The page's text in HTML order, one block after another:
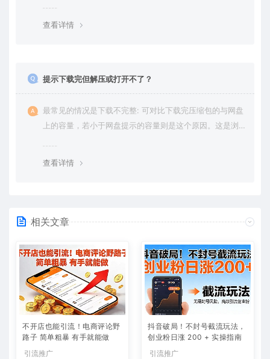
查看详情
提示下载完但解压或打开不了？
最常见的情况是下载不完整: 可对比下载完压缩包的与网盘
上的容量，若小于网盘提示的容量则是这个原因。这是浏
查看详情
相关文章
不开店也能引流！电商评论野
路子 简单粗暴 有手就能做
引流推广
抖音破局！不封号截流玩法，
创业粉日涨 200 + 实操指南
引流推广